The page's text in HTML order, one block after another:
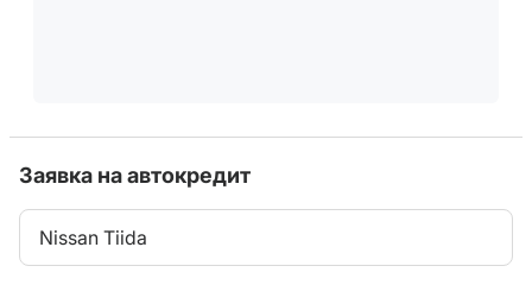
Заявка на автокредит
Nissan Tiida